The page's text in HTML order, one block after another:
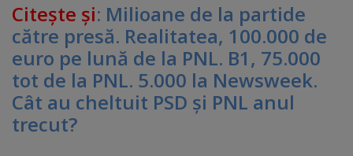
Citeşte şi: Milioane de la partide
către presă. Realitatea, 100.000 de
euro pe lună de la PNL. B1, 75.000
tot de la PNL. 5.000 la Newsweek.
Cât au cheltuit PSD şi PNL anul
trecut?